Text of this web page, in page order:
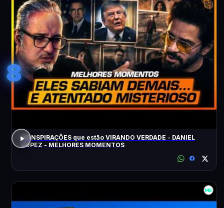
8
CONSPIRAÇÕES que estão VIRANDO VERDADE - DANIEL
LOPEZ - MELHORES MOMENTOS